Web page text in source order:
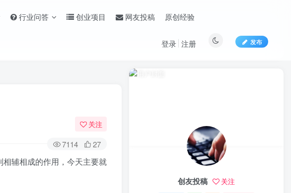
行业问答 创业项目 网友投稿 原创经验
发布
登录 注册
关注
7114 27
辅相成的作用，今天主要就
创友投稿 关注